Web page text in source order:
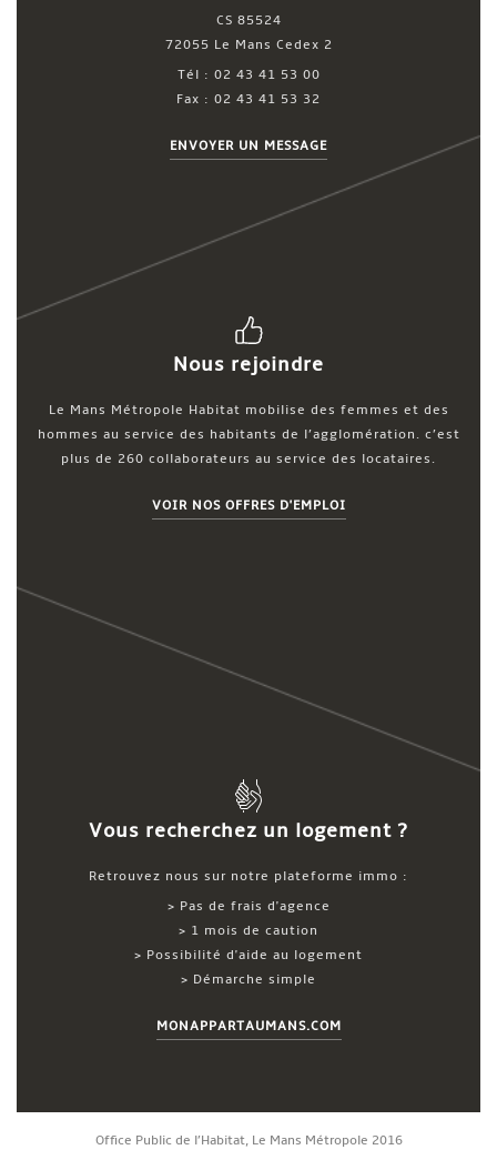
CS 85524
72055 Le Mans Cedex 2
Tél : 02 43 41 53 00
Fax : 02 43 41 53 32
ENVOYER UN MESSAGE
Nous rejoindre
Le Mans Métropole Habitat mobilise des femmes et des
hommes au service des habitants de l’agglomération. c’est
plus de 260 collaborateurs au service des locataires.
VOIR NOS OFFRES D'EMPLOI
Vous recherchez un logement ?
Retrouvez nous sur notre plateforme immo :
> Pas de frais d'agence
> 1 mois de caution
> Possibilité d'aide au logement
> Démarche simple
MONAPPARTAUMANS.COM
Office Public de l’Habitat, Le Mans Métropole 2016